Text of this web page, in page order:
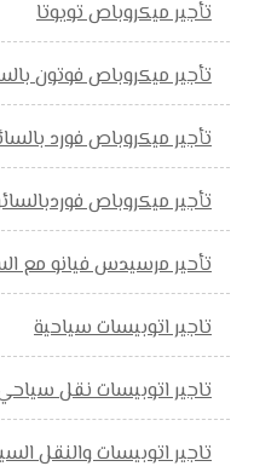
تأجير ميكروباص تويوتا
تأجير ميكروباص فوتون
تأجير ميكروباص فورد
تأجير ميكروباص
تأحير مرسيدس فيانو مع
تاجير اتوبيسات سياحية
تاجير اتوبيسات نقل
تاجير اتوبيسات والنقل